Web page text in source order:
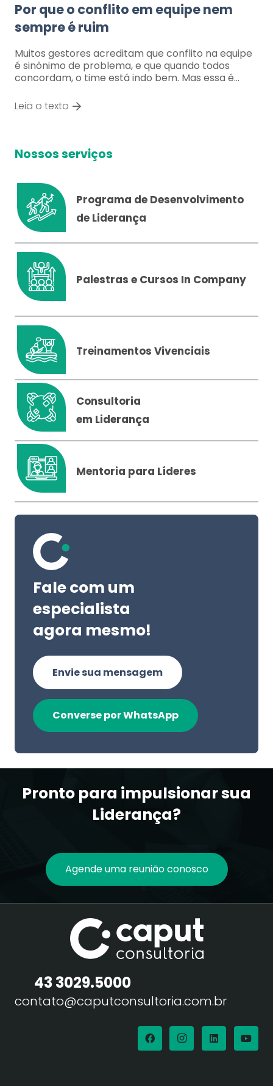
Por que o conflito em equipe nem
sempre é ruim
Muitos gestores acreditam que conflito na equipe
é sinônimo de problema, e que quando todos
concordam, o time está indo bem. Mas essa é…
Leia o texto
Nossos serviços
Programa de Desenvolvimento
de Liderança
Palestras e Cursos In Company
Treinamentos Vivenciais
Consultoria
em Liderança
Mentoria para Líderes
Fale com um
especialista
agora mesmo!
Envie sua mensagem
Converse por WhatsApp
Pronto para impulsionar sua
Liderança?
Agende uma reunião conosco
43 3029.5000
contato@caputconsultoria.com.br